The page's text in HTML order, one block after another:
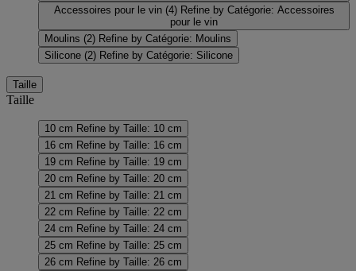
Accessoires pour le vin (4) Refine by Catégorie: Accessoires
pour le vin
Moulins (2) Refine by Catégorie: Moulins
Silicone (2) Refine by Catégorie: Silicone
Taille
Taille
10 cm Refine by Taille: 10 cm
16 cm Refine by Taille: 16 cm
19 cm Refine by Taille: 19 cm
20 cm Refine by Taille: 20 cm
21 cm Refine by Taille: 21 cm
22 cm Refine by Taille: 22 cm
24 cm Refine by Taille: 24 cm
25 cm Refine by Taille: 25 cm
26 cm Refine by Taille: 26 cm